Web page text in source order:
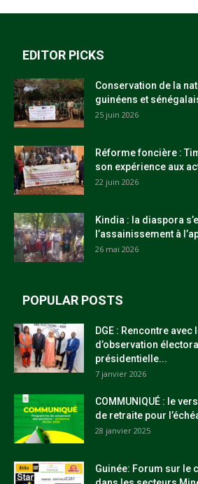
EDITOR PICKS
Conservation de la
guinéens et
25 juin 2026
Réforme foncière :
son expérience aux
22 juin 2026
Kindia : la diaspora
l’assainissement à
26 mai 2026
POPULAR POSTS
DGE : Rencontre
d’observation
présidentielle...
7 janvier 2026
COMMUNIQUÉ : le
de retraite pour
28 janvier 2025
Guinée: Forum sur le